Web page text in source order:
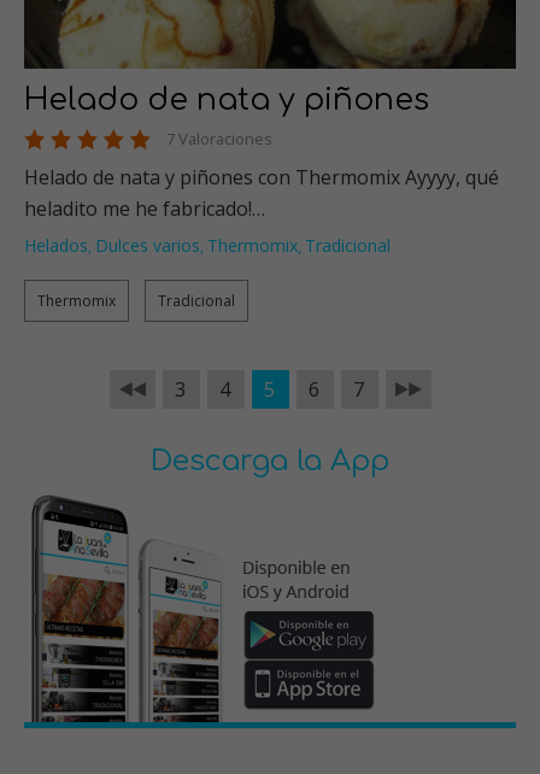
Helado de nata y piñones
7 Valoraciones
Helado de nata y piñones con Thermomix Ayyyy, qué
heladito me he fabricado!…
Helados, Dulces varios, Thermomix, Tradicional
Thermomix Tradicional
3 4 5 6 7
Descarga la App